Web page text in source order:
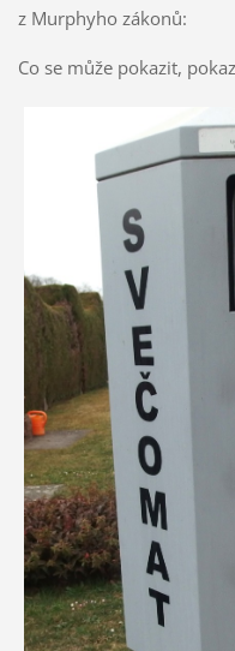
z Murphyho zákonů:
Co se může pokazit,